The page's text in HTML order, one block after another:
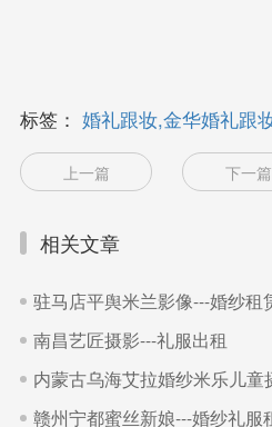
标签： 婚礼跟妆,金华婚礼跟
上一篇 下一篇
相关文章
驻马店平舆米兰影像---婚纱租
南昌艺匠摄影---礼服出租
赣州宁都蜜丝新娘---婚纱礼服